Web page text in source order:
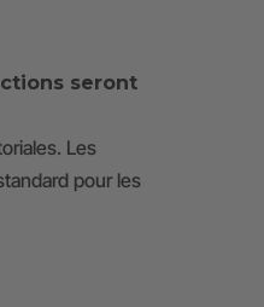
seront
Les
pour les